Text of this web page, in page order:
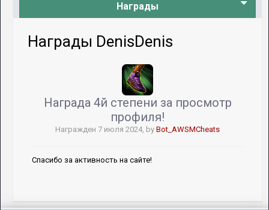
Награды
Награды DenisDenis
Награда 4й степени за просмотр
профиля!
Награжден 7 июля 2024, by Bot_AWSMCheats
Спасибо за активность на сайте!